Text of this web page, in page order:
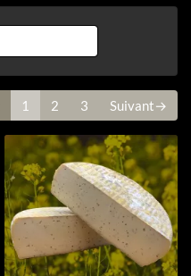
1 2 3 Suivant→